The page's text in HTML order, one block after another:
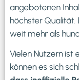
angebotenen
höchster
weit mehr als
Vielen Nutzern ist
können es sich